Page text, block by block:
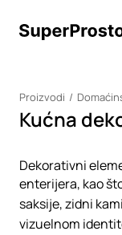
Proizvodi
Kućna
Dekorativni
enterijera, kao
saksije, zidni
vizuelnom